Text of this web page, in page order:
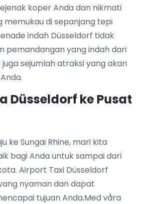
koper Anda dan nikmati
memukau di sepanjang tepi
indah Düsseldorf tidak
pemandangan yang indah dari
sejumlah atraksi yang akan
Düsseldorf ke Pusat
ke Sungai Rhine, mari kita
bagi Anda untuk sampai dari
Airport Taxi Düsseldorf
nyaman dan dapat
tujuan Anda.Med våra